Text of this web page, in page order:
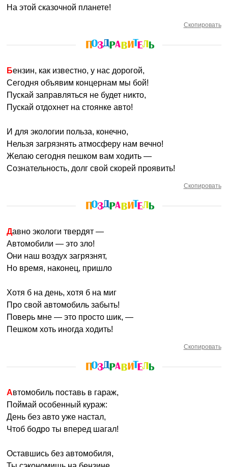
На этой сказочной планете!
Скопировать
Бензин, как известно, у нас дорогой,
Сегодня объявим концернам мы бой!
Пускай заправляться не будет никто,
Пускай отдохнет на стоянке авто!
И для экологии польза, конечно,
Нельзя загрязнять атмосферу нам вечно!
Желаю сегодня пешком вам ходить —
Сознательность, долг свой скорей проявить!
Скопировать
Давно экологи твердят —
Автомобили — это зло!
Они наш воздух загрязнят,
Но время, наконец, пришло
Хотя б на день, хотя б на миг
Про свой автомобиль забыть!
Поверь мне — это просто шик, —
Пешком хоть иногда ходить!
Скопировать
Автомобиль поставь в гараж,
Поймай особенный кураж:
День без авто уже настал,
Чтоб бодро ты вперед шагал!
Оставшись без автомобиля,